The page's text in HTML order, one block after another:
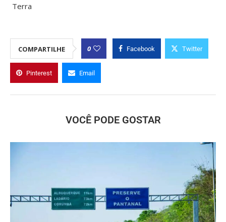
Terra
COMPARTILHE 0 Facebook Twitter
Pinterest Email
VOCÊ PODE GOSTAR